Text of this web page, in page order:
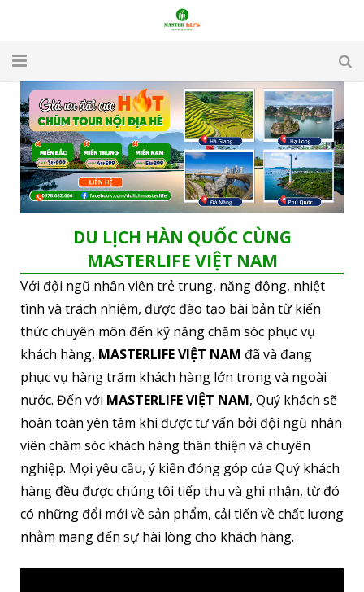
TRANG CHỦ
GIỚI THIỆU
DU LỊCH
DU HỌC
APARTMENT & HOTEL
TUYỂN DỤNG
LIÊN HỆ
DU LỊCH HÀN QUỐC CÙNG
MASTERLIFE VIỆT NAM
Với đội ngũ nhân viên trẻ trung, năng động, nhiệt
tình và trách nhiệm, được đào tạo bài bản từ kiến
thức chuyên môn đến kỹ năng chăm sóc phục vụ
khách hàng, MASTERLIFE VIỆT NAM đã và đang
phục vụ hàng trăm khách hàng lớn trong và ngoài
nước. Đến với MASTERLIFE VIỆT NAM, Quý khách sẽ
hoàn toàn yên tâm khi được tư vấn bởi đội ngũ nhân
viên chăm sóc khách hàng thân thiện và chuyên
nghiệp. Mọi yêu cầu, ý kiến đóng góp của Quý khách
hàng đều được chúng tôi tiếp thu và ghi nhận, từ đó
có những đổi mới về sản phẩm, cải tiến về chất lượng
nhằm mang đến sự hài lòng cho khách hàng.